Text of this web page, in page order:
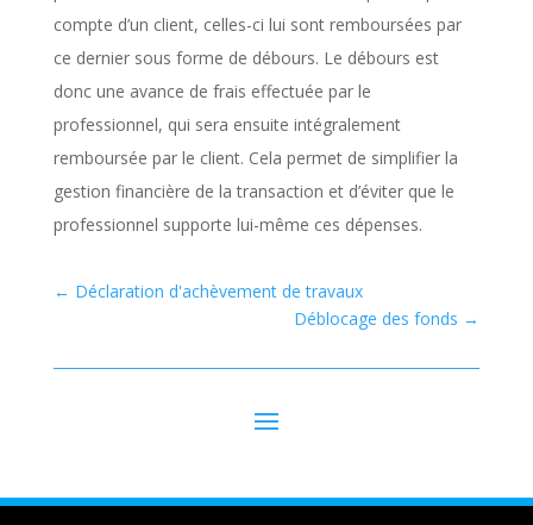
compte d’un client, celles-ci lui sont remboursées par
ce dernier sous forme de débours. Le débours est
donc une avance de frais effectuée par le
professionnel, qui sera ensuite intégralement
remboursée par le client. Cela permet de simplifier la
gestion financière de la transaction et d’éviter que le
professionnel supporte lui-même ces dépenses.
← Déclaration d'achèvement de travaux
Déblocage des fonds →